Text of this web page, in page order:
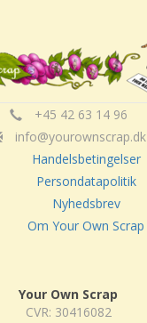
+45 42 63 14 96
info@yourownscrap.dk
Handelsbetingelser
Persondatapolitik
Nyhedsbrev
Om Your Own Scrap
Your Own Scrap
CVR: 30416082